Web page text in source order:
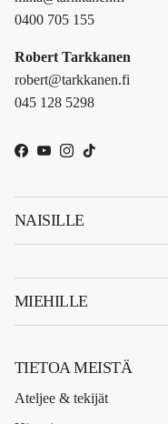
0400 705 155
Robert Tarkkanen
robert@tarkkanen.fi
045 128 5298
Facebook
YouTube
Instagram
TikTok
NAISILLE
MIEHILLE
TIETOA MEISTÄ
Ateljee & tekijät